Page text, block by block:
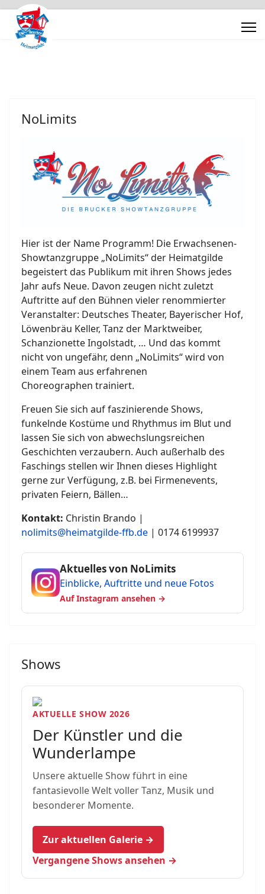
NoLimits
Hier ist der Name Programm! Die Erwachsenen-
Showtanzgruppe „NoLimits“ der Heimatgilde
begeistert das Publikum mit ihren Shows jedes
Jahr aufs Neue. Davon zeugen nicht zuletzt
Auftritte auf den Bühnen vieler renommierter
Veranstalter: Deutsches Theater, Bayerischer Hof,
Löwenbräu Keller, Tanz der Marktweiber,
Schanzionette Ingolstadt, … Und das kommt
nicht von ungefähr, denn „NoLimits“ wird von
einem Team aus erfahrenen
Choreographen trainiert.
Freuen Sie sich auf faszinierende Shows,
funkelnde Kostüme und Rhythmus im Blut und
lassen Sie sich von abwechslungsreichen
Geschichten verzaubern. Auch außerhalb des
Faschings stellen wir Ihnen dieses Highlight
gerne zur Verfügung, z.B. bei Firmenevents,
privaten Feiern, Bällen…
Kontakt: Christin Brando |
nolimits@heimatgilde-ffb.de | 0174 6199937
Aktuelles von NoLimits
Einblicke, Auftritte und neue Fotos
Auf Instagram ansehen →
Shows
AKTUELLE SHOW 2026
Der Künstler und die
Wunderlampe
Unsere aktuelle Show führt in eine
fantasievolle Welt voller Tanz, Musik und
besonderer Momente.
Zur aktuellen Galerie →
Vergangene Shows ansehen →